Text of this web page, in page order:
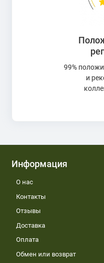
99%
и
Информация
О нас
Контакты
Отзывы
Доставка
Оплата
Обмен или возврат